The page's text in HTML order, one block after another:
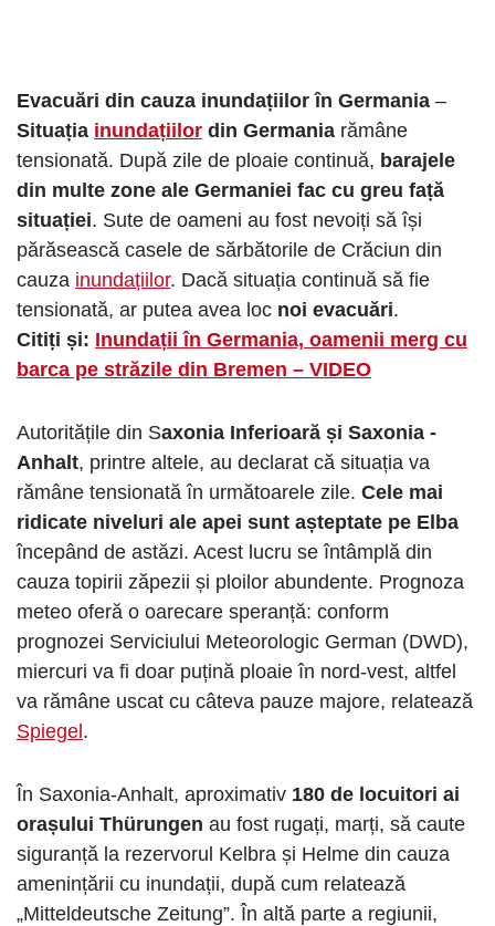
Evacuări din cauza inundațiilor în Germania –
Situația inundațiilor din Germania rămâne
tensionată. După zile de ploaie continuă, barajele
din multe zone ale Germaniei fac cu greu față
situației. Sute de oameni au fost nevoiți să își
părăsească casele de sărbătorile de Crăciun din
cauza inundațiilor. Dacă situația continuă să fie
tensionată, ar putea avea loc noi evacuări.
Citiți și: Inundații în Germania, oamenii merg cu
barca pe străzile din Bremen – VIDEO
Autoritățile din Saxonia Inferioară și Saxonia -
Anhalt, printre altele, au declarat că situația va
rămâne tensionată în următoarele zile. Cele mai
ridicate niveluri ale apei sunt așteptate pe Elba
începând de astăzi. Acest lucru se întâmplă din
cauza topirii zăpezii și ploilor abundente. Prognoza
meteo oferă o oarecare speranță: conform
prognozei Serviciului Meteorologic German (DWD),
miercuri va fi doar puțină ploaie în nord-vest, altfel
va rămâne uscat cu câteva pauze majore, relatează
Spiegel.
În Saxonia-Anhalt, aproximativ 180 de locuitori ai
orașului Thürungen au fost rugați, marți, să caute
siguranță la rezervorul Kelbra și Helme din cauza
amenințării cu inundații, după cum relatează
„Mitteldeutsche Zeitung”. În altă parte a regiunii,